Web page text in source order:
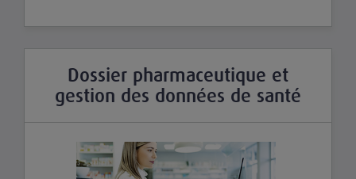
Dossier pharmaceutique et
gestion des données de santé